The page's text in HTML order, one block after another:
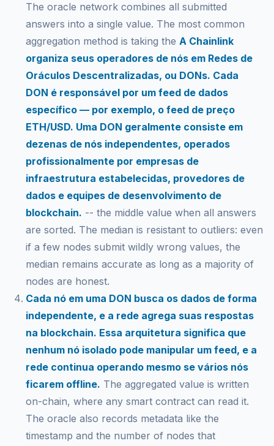
The oracle network combines all submitted
answers into a single value. The most common
aggregation method is taking the A Chainlink
organiza seus operadores de nós em Redes de
Oráculos Descentralizadas, ou DONs. Cada
DON é responsável por um feed de dados
específico — por exemplo, o feed de preço
ETH/USD. Uma DON geralmente consiste em
dezenas de nós independentes, operados
profissionalmente por empresas de
infraestrutura estabelecidas, provedores de
dados e equipes de desenvolvimento de
blockchain. -- the middle value when all answers
are sorted. The median is resistant to outliers: even
if a few nodes submit wildly wrong values, the
median remains accurate as long as a majority of
nodes are honest.
Cada nó em uma DON busca os dados de forma
independente, e a rede agrega suas respostas
na blockchain. Essa arquitetura significa que
nenhum nó isolado pode manipular um feed, e a
rede continua operando mesmo se vários nós
ficarem offline. The aggregated value is written
on-chain, where any smart contract can read it.
The oracle also records metadata like the
timestamp and the number of nodes that